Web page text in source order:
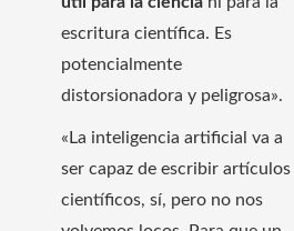
escritura científica. Es
potencialmente
distorsionadora y peligrosa».
«La inteligencia artificial va a
ser capaz de escribir artículos
científicos, sí, pero no nos